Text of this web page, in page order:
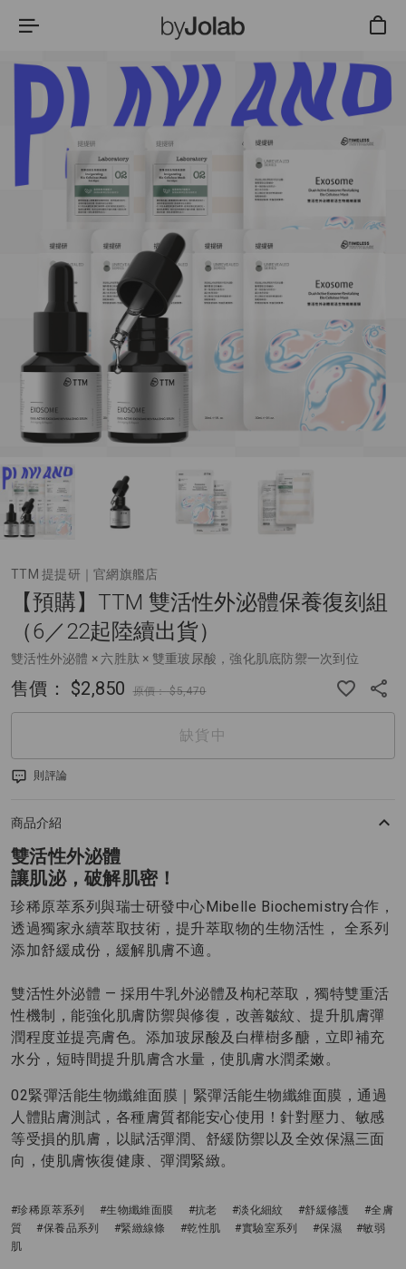
TTM 提提研｜官網旗艦店
【預購】TTM 雙活性外泌體保養復刻組
（6／22起陸續出貨）
雙活性外泌體 × 六胜肽 × 雙重玻尿酸，強化肌底防禦一次到位
售價： $2,850 原價： $5,470
缺貨中
則評論
商品介紹
雙活性外泌體
讓肌泌，破解肌密！
珍稀原萃系列與瑞士研發中心Mibelle Biochemistry合作，
透過獨家永續萃取技術，提升萃取物的生物活性， 全系列
添加舒緩成份，緩解肌膚不適。
雙活性外泌體 — 採用牛乳外泌體及枸杞萃取，獨特雙重活
性機制，能強化肌膚防禦與修復，改善皺紋、提升肌膚彈
潤程度並提亮膚色。添加玻尿酸及白樺樹多醣，立即補充
水分，短時間提升肌膚含水量，使肌膚水潤柔嫩。
02緊彈活能生物纖維面膜｜緊彈活能生物纖維面膜，通過
人體貼膚測試，各種膚質都能安心使用！針對壓力、敏感
等受損的肌膚，以賦活彈潤、舒緩防禦以及全效保濕三面
向，使肌膚恢復健康、彈潤緊緻。
#珍稀原萃系列 #生物纖維面膜 #抗老 #淡化細紋 #舒緩修護
#全膚
質
#保養品系列 #緊緻線條 #乾性肌 #實驗室系列 #保濕
#敏弱
肌